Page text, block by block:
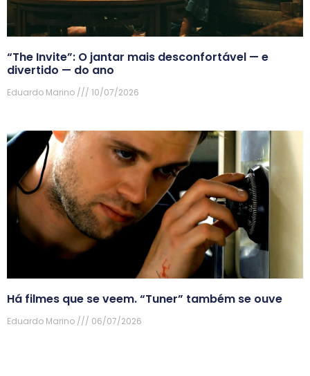
“The Invite”: O jantar mais desconfortável — e
divertido — do ano
Eduardo Marino 10/07/2026
Há filmes que se veem. “Tuner” também se ouve
Eduardo Marino 06/07/2026